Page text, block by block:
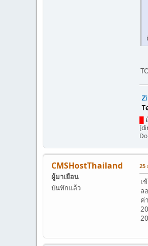
CMSHostThailand
ผู้มาเยือน
บันทึกแล้ว
25
เ
ล
ค่